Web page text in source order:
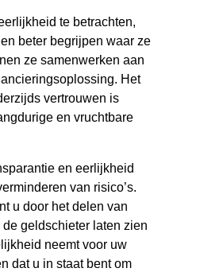
te betrachten,
beter begrijpen waar ze
ze samenwerken aan
Het
vertrouwen is
en vruchtbare
en eerlijkheid
van risico’s.
u door het delen van
geldschieter laten zien
neemt voor uw
dat u in staat bent om